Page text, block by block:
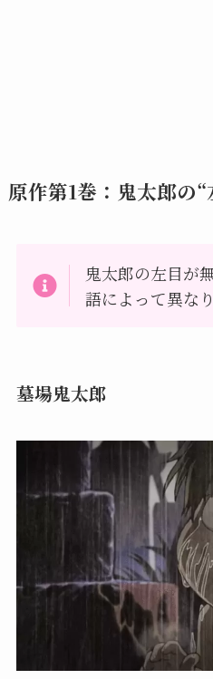
原作第1巻：鬼太郎の
鬼太郎の左目が
語によって異な
墓場鬼太郎